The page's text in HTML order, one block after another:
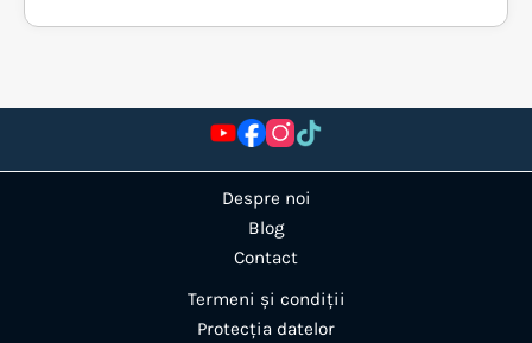
Despre noi
Blog
Contact
Termeni și condiții
Protecția datelor